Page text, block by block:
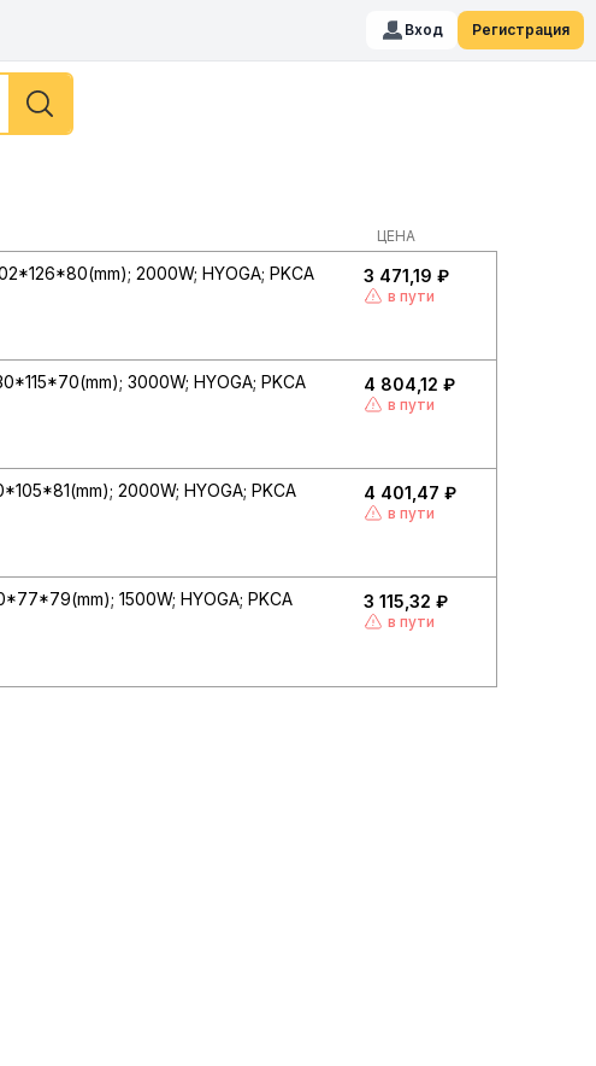
Вход Регистрация
ЦЕНА
2000W; HYOGA; PKCA 3 471,19 ₽
в пути
3000W; HYOGA; PKCA 4 804,12 ₽
в пути
2000W; HYOGA; PKCA 4 401,47 ₽
в пути
1500W; HYOGA; PKCA 3 115,32 ₽
в пути